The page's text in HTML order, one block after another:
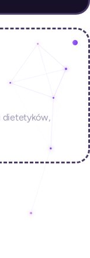
dietetyków,